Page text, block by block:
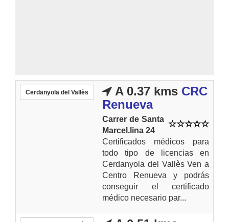
Cerdanyola del Vallès A 0.37 kms CRC
Renueva
Carrer de Santa
Marcel.lina 24
Certificados médicos para
todo tipo de licencias en
Cerdanyola del Vallès Ven a
Centro Renueva y podrás
conseguir el certificado
médico necesario par...